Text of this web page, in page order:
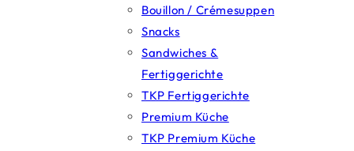
Bouillon / Crémesuppen
Snacks
Sandwiches &
Fertiggerichte
TKP Fertiggerichte
Premium Küche
TKP Premium Küche